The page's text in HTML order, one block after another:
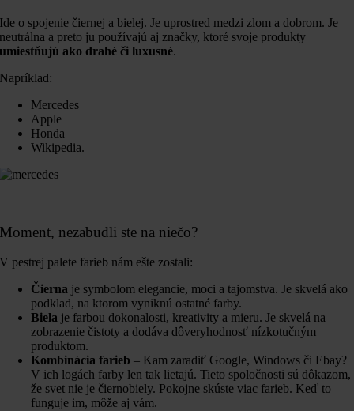
Ide o spojenie čiernej a bielej. Je uprostred medzi zlom a dobrom. Je
neutrálna a preto ju používajú aj značky, ktoré svoje produkty
umiestňujú ako drahé či luxusné.
Napríklad:
Mercedes
Apple
Honda
Wikipedia.
Moment, nezabudli ste na niečo?
V pestrej palete farieb nám ešte zostali:
Čierna je symbolom elegancie, moci a tajomstva. Je skvelá ako
podklad, na ktorom vyniknú ostatné farby.
Biela je farbou dokonalosti, kreativity a mieru. Je skvelá na
zobrazenie čistoty a dodáva dôveryhodnosť nízkotučným
produktom.
Kombinácia farieb – Kam zaradiť Google, Windows či Ebay?
V ich logách farby len tak lietajú. Tieto spoločnosti sú dôkazom,
že svet nie je čiernobiely. Pokojne skúste viac farieb. Keď to
funguje im, môže aj vám.